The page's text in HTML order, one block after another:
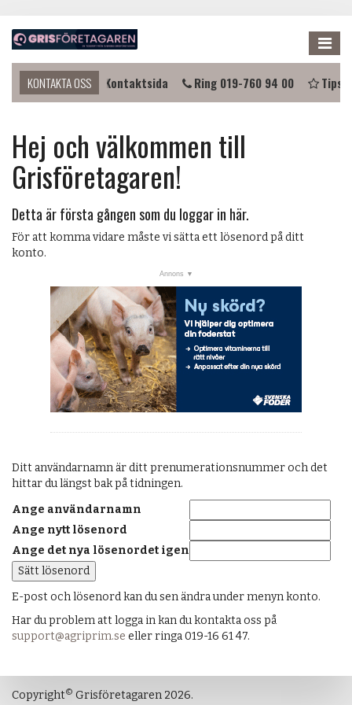
NYHETER
KALENDER
LÄNKAR
ANNONSERA
PRENUMERERA
FÖRENINGEN
KONTAKTA OSS
i kontakt? Kontaktsida Ring 019-760 94 00 Tipsa
Hej och välkommen till
Grisföretagaren!
Detta är första gången som du loggar in här.
För att komma vidare måste vi sätta ett lösenord på ditt
konto.
Ditt användarnamn är ditt prenumerationsnummer och det
hittar du längst bak på tidningen.
Ange användarnamn
Ange nytt lösenord
Ange det nya lösenordet igen
E-post och lösenord kan du sen ändra under menyn konto.
Har du problem att logga in kan du kontakta oss på
support@agriprim.se eller ringa 019-16 61 47.
Copyright© Grisföretagaren 2026.